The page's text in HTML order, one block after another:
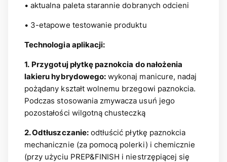
• aktualna paleta starannie dobranych odcieni
• 3-etapowe testowanie produktu
Technologia aplikacji:
1. Przygotuj płytkę paznokcia do nałożenia
lakieru hybrydowego: wykonaj manicure, nadaj
pożądany kształt wolnemu brzegowi paznokcia.
Podczas stosowania zmywacza usuń jego
pozostałości wilgotną chusteczką
2. Odtłuszczanie:odtłuścić płytkę paznokcia
mechanicznie (za pomocą polerki) i chemicznie
(przy użyciu PREP&FINISH i niestrzępiącej się